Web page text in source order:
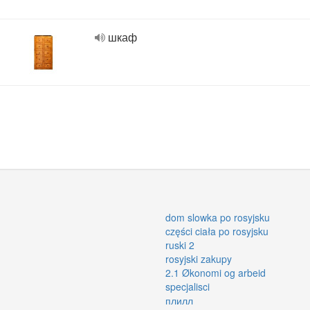
шкаф
dom slowka po rosyjsku
części ciała po rosyjsku
ruski 2
rosyjski zakupy
2.1 Økonomi og arbeid
specjalisci
плилл